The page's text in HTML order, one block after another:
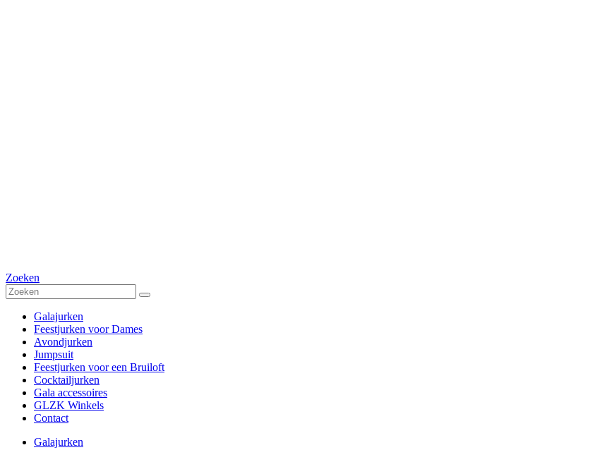
Zoeken
Galajurken
Feestjurken voor Dames
Avondjurken
Jumpsuit
Feestjurken voor een Bruiloft
Cocktailjurken
Gala accessoires
GLZK Winkels
Contact
Galajurken